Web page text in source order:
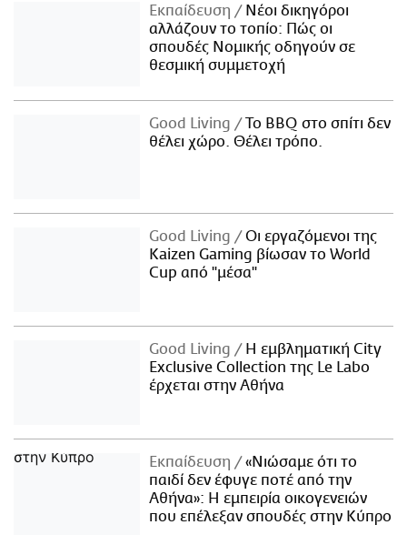
Εκπαίδευση
Νέοι δικηγόροι
αλλάζουν το τοπίο: Πώς οι
σπουδές Νομικής οδηγούν σε
θεσμική συμμετοχή
Good Living
Το BBQ στο σπίτι δεν
θέλει χώρο. Θέλει τρόπο.
Good Living
Οι εργαζόμενοι της
Kaizen Gaming βίωσαν το World
Cup από "μέσα"
Good Living
Η εμβληματική City
Exclusive Collection της Le Labo
έρχεται στην Αθήνα
Εκπαίδευση
«Νιώσαμε ότι το
παιδί δεν έφυγε ποτέ από την
Αθήνα»: Η εμπειρία οικογενειών
που επέλεξαν σπουδές στην Κύπρο